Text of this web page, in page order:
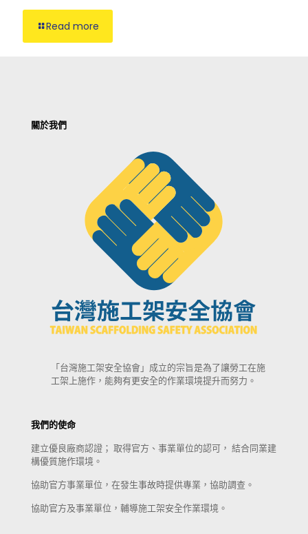
Read more
關於我們
「台灣施工架安全協會」成立的宗旨是為了讓勞工在施
工架上施作，能夠有更安全的作業環境提升而努力。
我們的使命
建立優良廠商認證； 取得官方、事業單位的認可， 結合同業建
構優質施作環境。
協助官方事業單位，在發生事故時提供專業，協助調查。
協助官方及事業單位，輔導施工架安全作業環境。